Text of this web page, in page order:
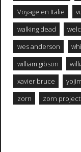
Voyage en Italie
walking dead
wes anderson
william gibson
xavier bruce
zorn
zorn project